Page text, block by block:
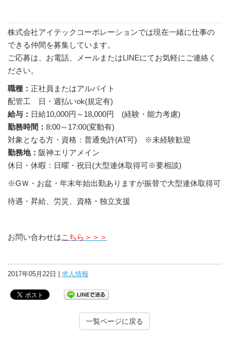
株式会社アイテックコーポレーションでは現在一緒に仕事の
できる仲間を募集しています。
ご応募は、お電話、メールまたはLINEにてお気軽にご連絡く
ださい。
職種： 正社員またはアルバイト
配管工 日・週払いok(規定有)
給与： 日給10,000円～18,000円 (経験・能力考慮)
勤務時間： 8:00～17:00(変動有)
対象となる方・資格：普通免許(AT可) ※未経験歓迎
勤務地： 阪神エリアメイン
休日・休暇：日曜・祝日(大型連休取得可※要相談)
※GＷ・お盆・年末年始出勤ありますが振替で大型連休取得可
待遇・昇給、労災、資格・独立支援
お問い合わせはこちら＞＞＞
2017年05月22日 | 求人情報
一覧ページに戻る